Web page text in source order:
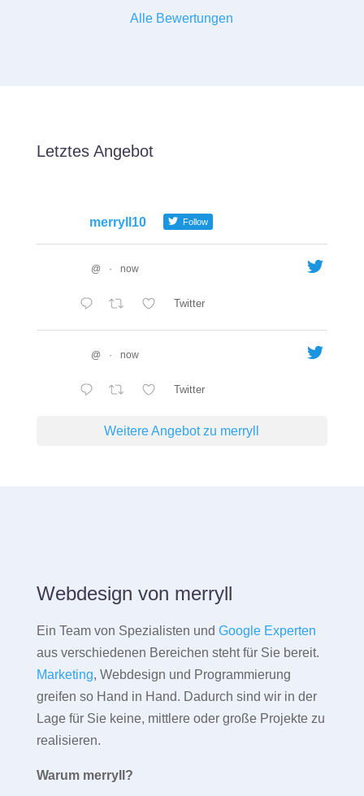
Alle Bewertungen
Letztes Angebot
merryll10 Follow
@ · now
Twitter
@ · now
Twitter
Weitere Angebot zu merryll
Webdesign von merryll
Ein Team von Spezialisten und Google Experten
aus verschiedenen Bereichen steht für Sie bereit.
Marketing, Webdesign und Programmierung
greifen so Hand in Hand. Dadurch sind wir in der
Lage für Sie keine, mittlere oder große Projekte zu
realisieren.
Warum merryll?